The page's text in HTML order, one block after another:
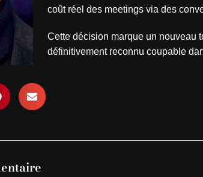
coût réel des meetings via des
Cette décision marque un nouveau
définitivement reconnu coupable